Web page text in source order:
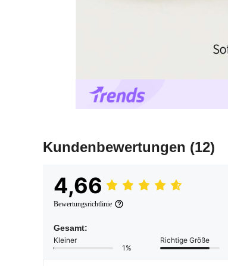
Kundenbewertungen (12)
4,66
Bewertungsrichtlinie
Gesamt:
Kleiner
1%
Richtige Größe